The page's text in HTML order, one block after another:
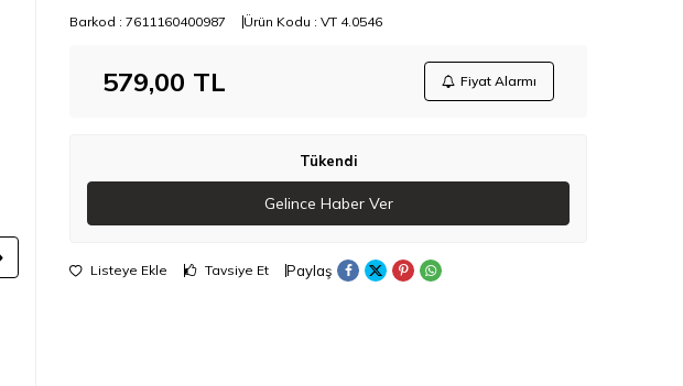
Barkod : 7611160400987 Ürün Kodu : VT 4.0546
579,00 TL Fiyat Alarmı
Tükendi
Gelince Haber Ver
Listeye Ekle Tavsiye Et Paylaş